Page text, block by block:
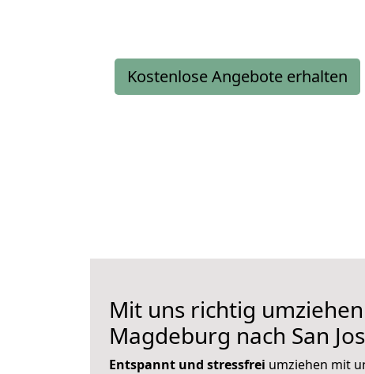
Kostenlose Angebote erhalten
Mit uns richtig
Magdeburg nach San
Entspannt und stressfrei umziehen mit